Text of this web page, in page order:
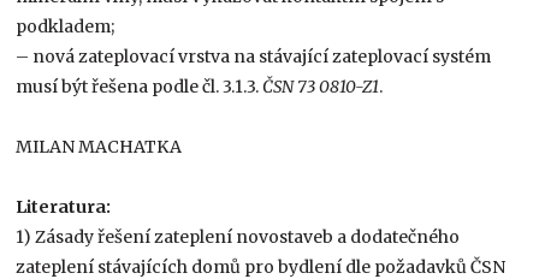
podkladem;
– nová zateplovací vrstva na stávající zateplovací systém
musí být řešena podle čl. 3.1.3.ČSN 73 0810-Z1.
MILAN MACHATKA
Literatura:
1) Zásady řešení zateplení novostaveb a dodatečného
zateplení stávajících domů pro bydlení dle požadavků ČSN